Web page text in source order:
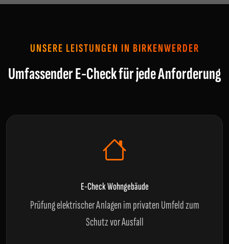
UNSERE LEISTUNGEN IN BIRKENWERDER
Umfassender E-Check für jede Anforderung
E-Check Wohngebäude
Prüfung elektrischer Anlagen im privaten Umfeld zum
Schutz vor Ausfall